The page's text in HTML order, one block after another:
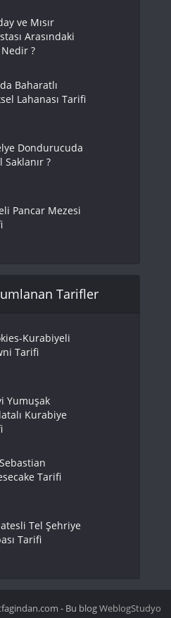
ve Mısır
Arasındaki
Nedir ?
Baharatlı
Lahanası Tarifi
Dondurucuda
Saklanır ?
Pancar Mezesi
Tarifler
Kurabiyeli
Tarifi
Yumuşak
Kurabiye
Tarifi
Tel Şehriye
Tarifi
- Bu blogWeblogStudyo